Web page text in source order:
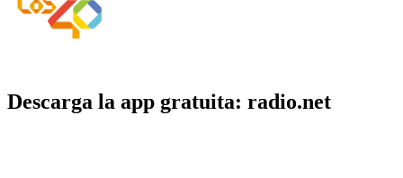
Descarga la app gratuita: radio.net